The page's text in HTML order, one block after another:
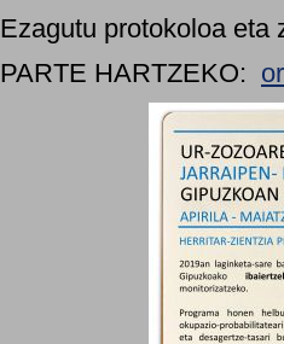
Ezagutu protokoloa eta
PARTE HARTZEKO: